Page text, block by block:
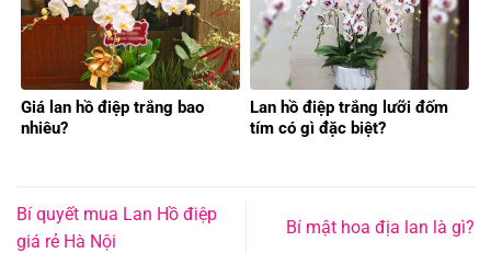
Giá lan hồ điệp trắng bao
nhiêu?
Lan hồ điệp trắng lưỡi đốm
tím có gì đặc biệt?
Bí quyết mua Lan Hồ điệp
giá rẻ Hà Nội
Bí mật hoa địa lan là gì?